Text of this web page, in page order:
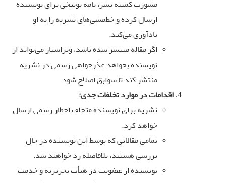
مشورت کمیته نشر، نامه توبیخی برای نویسنده
ارسال کرده و خط‌مشی‌های نشریه را به او
یادآوری می‌کند.
اگر مقاله منتشر شده باشد، ویراستار می‌تواند از
نویسنده بخواهد عذرخواهی رسمی در نشریه
منتشر کند تا سوابق اصلاح شود.
اقدامات در موارد تخلفات جدی:
نشریه برای نویسنده متخلف اخطار رسمی ارسال
خواهد کرد.
تمامی مقالاتی که توسط این نویسنده در حال
بررسی هستند، بلافاصله رد خواهند شد.
نویسنده از عضویت در هیأت تحریریه و خدمت